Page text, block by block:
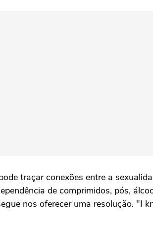
traçar conexões entre a
de comprimidos, pós,
nos oferecer uma resolução. "I